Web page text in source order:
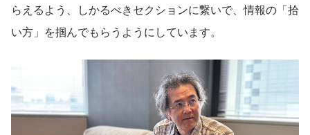
らえるよう、しかるべきセクションに繋いで、情報の「拾
い方」を掴んでもらうようにしています。